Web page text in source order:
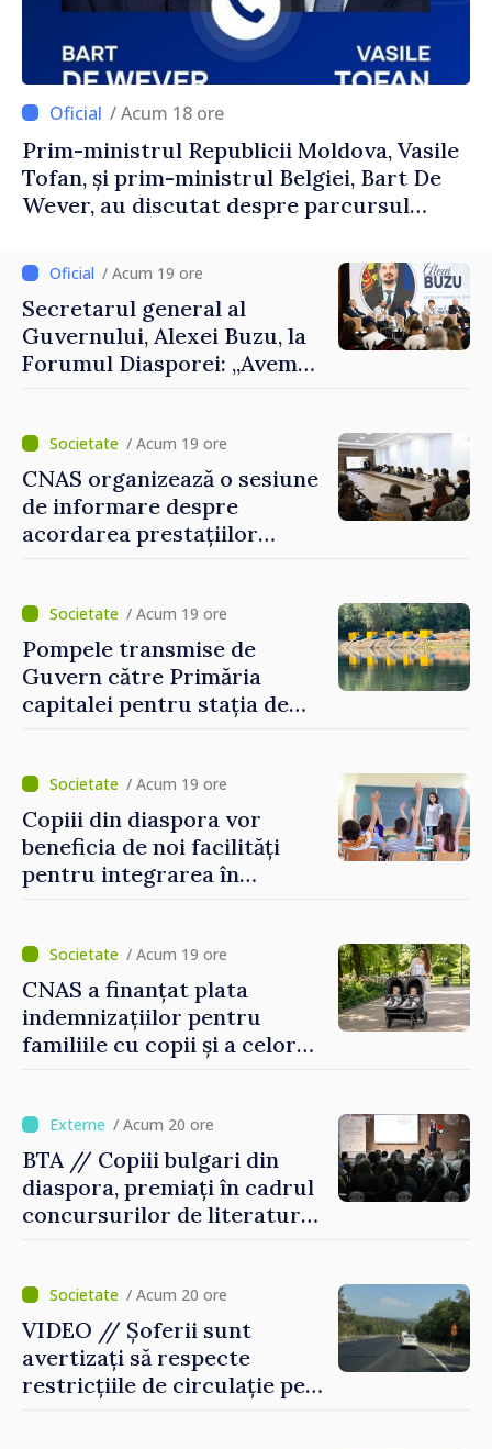
/ Acum 18 ore
Prim-ministrul Republicii Moldova, Vasile
Tofan, și prim-ministrul Belgiei, Bart De
Wever, au discutat despre parcursul
/ Acum 19 ore
Secretarul general al
Guvernului, Alexei Buzu, la
Forumul Diasporei: „Avem
construi comunități mai
puternice”
/ Acum 19 ore
CNAS organizează o sesiune
de informare despre
acordarea prestațiilor
invitați să se înscrie la
eveniment
/ Acum 19 ore
Pompele transmise de
Guvern către Primăria
capitalei pentru stația de
puse în funcțiune
/ Acum 19 ore
Copiii din diaspora vor
beneficia de noi facilități
pentru integrarea în
/ Acum 19 ore
CNAS a finanțat plata
indemnizațiilor pentru
familiile cu copii și a celor
/ Acum 20 ore
BTA // Copiii bulgari din
diaspora, premiați în cadrul
concursurilor de literatură,
Bulgarii din Străinătate
/ Acum 20 ore
VIDEO // Șoferii sunt
avertizați să respecte
restricțiile de circulație pe